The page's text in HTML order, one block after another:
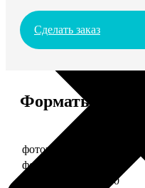
Сделать заказ
Форматы и цены
Услуга
фотомагниты 6х6
фотомагнит 7х10
фотомагниты 10х10